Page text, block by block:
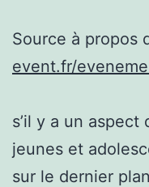
Source à propos
event.fr/
s’il y a un
jeunes et
sur le dernier